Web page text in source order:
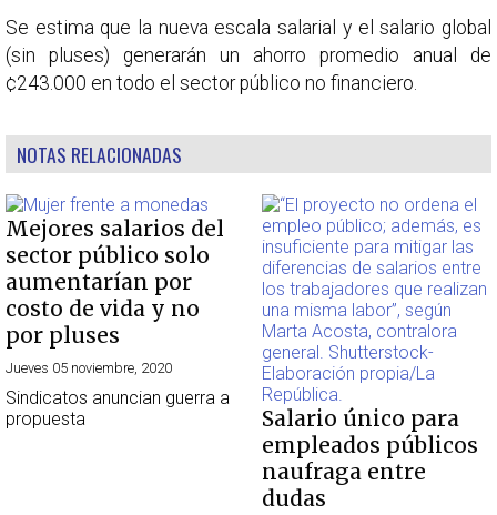
Se estima que la nueva escala salarial y el salario global
(sin pluses) generarán un ahorro promedio anual de
¢243.000 en todo el sector público no financiero.
NOTAS RELACIONADAS
Mejores salarios del
sector público solo
aumentarían por
costo de vida y no
por pluses
Jueves 05 noviembre, 2020
Sindicatos anuncian guerra a
propuesta
Salario único para
empleados públicos
naufraga entre
dudas